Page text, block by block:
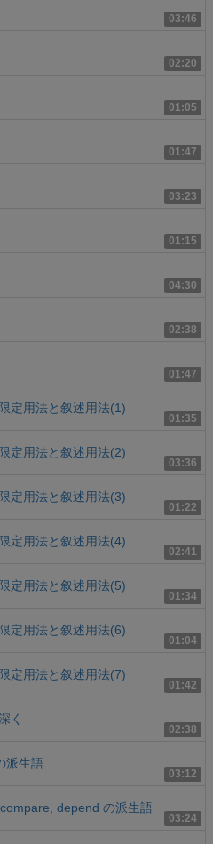
03:46
02:20
01:05
01:47
03:23
01:15
04:30
02:38
01:47
01:35
定用法と叙述用法(1)
03:36
定用法と叙述用法(2)
01:22
定用法と叙述用法(3)
02:41
定用法と叙述用法(4)
01:34
定用法と叙述用法(5)
01:04
定用法と叙述用法(6)
01:42
定用法と叙述用法(7)
02:38
く
03:12
派生語
03:24
depend の派生語